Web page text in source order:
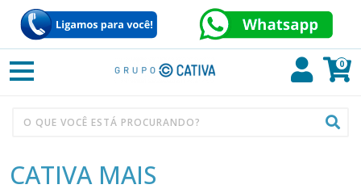
0
CATIVA MAIS